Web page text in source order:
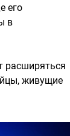
его
в
расширяться
живущие